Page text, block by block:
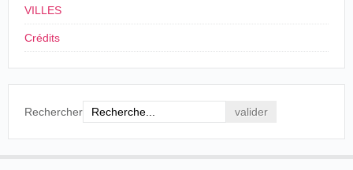
VILLES
Crédits
Rechercher